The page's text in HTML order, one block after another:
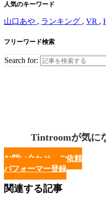
人気のキーワード
山口あや , ランキング , VR ,
フリーワード検索
Search for:
Tintroomが気に
お問い合わせ・ご依頼
パフォーマー登録
関連する記事